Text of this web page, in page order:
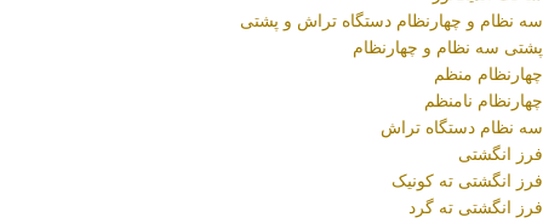
سه نظام و چهارنظام دستگاه تراش و پشتی
پشتی سه نظام و چهارنظام
چهارنظام منظم
چهارنظام نامنظم
سه نظام دستگاه تراش
فرز انگشتی
فرز انگشتی ته کونیک
فرز انگشتی ته گرد